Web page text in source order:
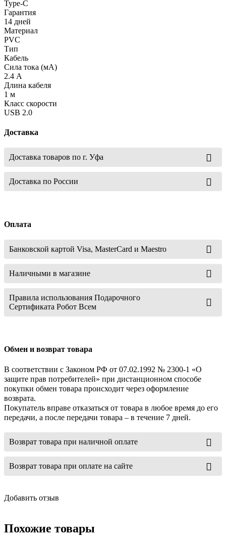
Type-C
Гарантия
14 дней
Материал
PVC
Тип
Кабель
Сила тока (мА)
2.4 А
Длина кабеля
1 м
Класс скорости
USB 2.0
Доставка
Доставка товаров по г. Уфа
Доставка по России
Оплата
Банковской картой Visa, MasterCard и Maestro
Наличными в магазине
Правила использования Подарочного
Сертификата Робот Всем
Обмен и возврат товара
В соответствии с Законом РФ от 07.02.1992 № 2300-1 «О
защите прав потребителей» при дистанционном способе
покупки обмен товара происходит через оформление
возврата.
Покупатель вправе отказаться от товара в любое время до его
передачи, а после передачи товара – в течение 7 дней.
Возврат товара при наличной оплате
Возврат товара при оплате на сайте
Добавить отзыв
Похожие товары